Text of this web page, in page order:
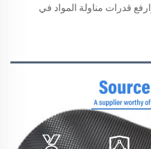
قدرات مناولة المواد في